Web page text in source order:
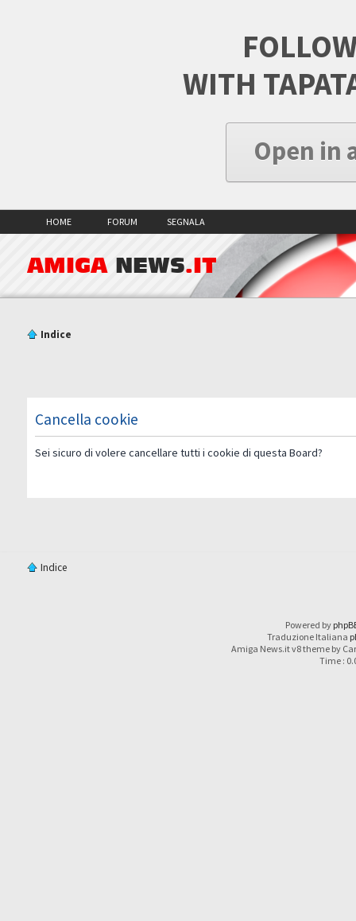
WITH
Open in
HOME FORUM SEGNALA
AMIGA NEWS.IT
Indice
Cancella cookie
Sei sicuro di volere cancellare tutti i cookie di questa Board?
Indice
Powered by
Traduzione Italiana
Amiga News.it v8 theme by
Time :